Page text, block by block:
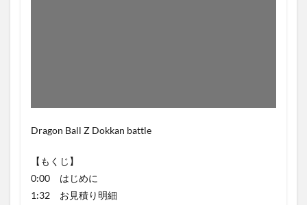
Dragon Ball Z Dokkan battle
【もくじ】
0:00 はじめに
1:32 お見積り明細